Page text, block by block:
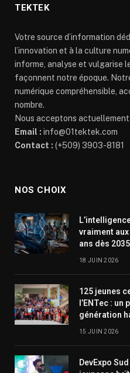
TEKTEK
Votre source d’information
l’innovation et à la culture
informe, analyse et vulgarise
façonnent notre époque.
numérique compréhensible,
nombre.
Nous acceptons
Email : info@01tektek.com
Contact : (+509) 3903-8181
NOS CHOIX
vraiment aux
ans dès
18 JUIN 2026
125 jeunes
l’ENTec :
génération
15 JUIN 2026
DevExpo